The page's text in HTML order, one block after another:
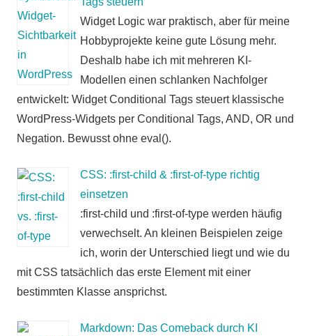
Widget Logic war praktisch, aber für meine
Hobbyprojekte keine gute Lösung mehr.
Deshalb habe ich mit mehreren KI-
Modellen einen schlanken Nachfolger
entwickelt: Widget Conditional Tags steuert klassische
WordPress-Widgets per Conditional Tags, AND, OR und
Negation. Bewusst ohne eval().
CSS: :first-child & :first-of-type richtig
einsetzen
:first-child und :first-of-type werden häufig
verwechselt. An kleinen Beispielen zeige
ich, worin der Unterschied liegt und wie du
mit CSS tatsächlich das erste Element mit einer
bestimmten Klasse ansprichst.
Markdown: Das Comeback durch KI